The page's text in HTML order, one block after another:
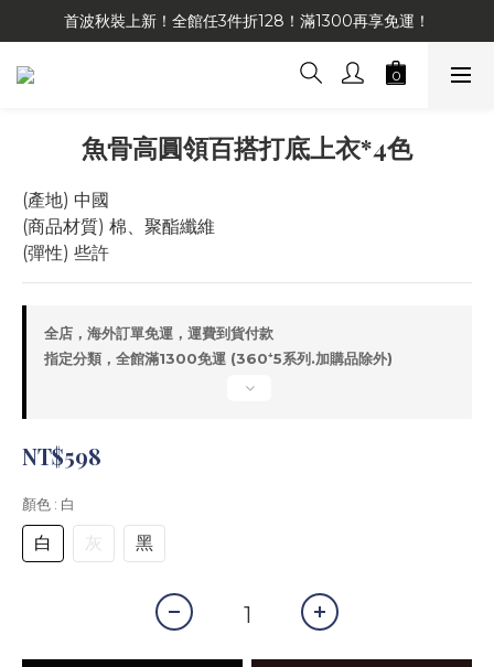
首波秋裝上新！全館任3件折128！滿1300再享免運！
魚骨高圓領百搭打底上衣*4色
(產地) 中國
(商品材質) 棉、聚酯纖維
(彈性) 些許
全店，海外訂單免運，運費到貨付款
指定分類，全館滿1300免運 (360⁺5系列.加購品除外)
NT$598
顏色 : 白
白 灰 黑